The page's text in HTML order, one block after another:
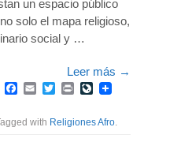
un espacio público
solo el mapa religioso,
social y …
Leer más →
Facebook
EmailTwitterPrintLiveJournal
with Religiones Afro